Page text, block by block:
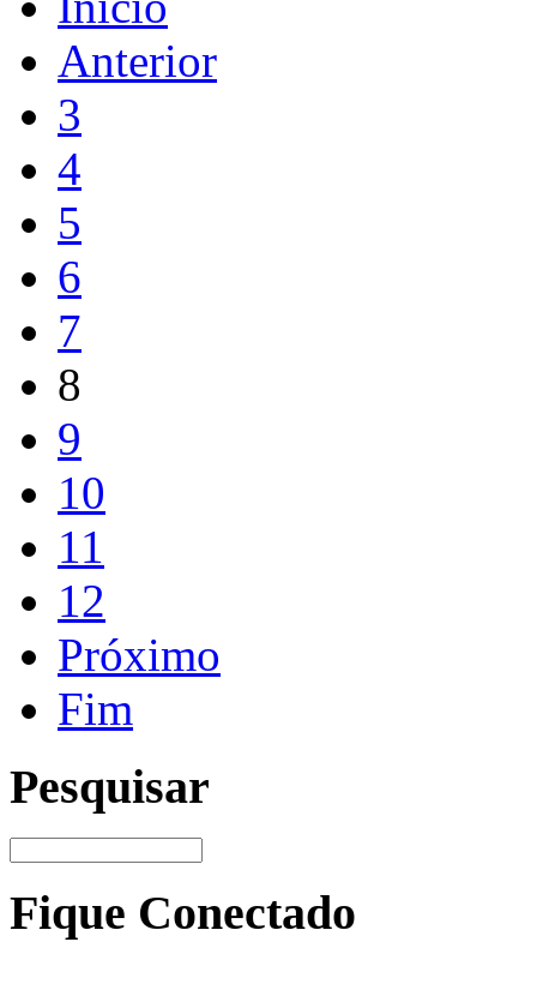
Anterior
3
4
5
6
7
8
9
10
11
12
Próximo
Fim
Pesquisar
Fique Conectado